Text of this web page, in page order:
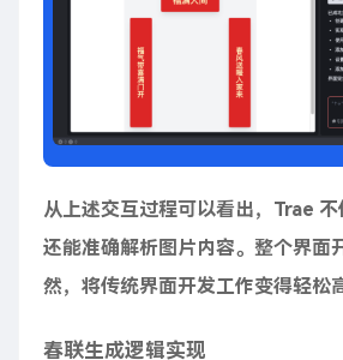
从上述交互过程可以看出，Trae 不
还能准确解析图片内容。整个界面
然，将传统界面开发工作变得轻松
春联生成逻辑实现